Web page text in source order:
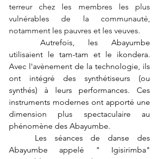
terreur chez les membres les plus
vulnérables de la communauté,
notamment les pauvres et les veuves.
Autrefois, les Abayumbe
utilisaient le tam-tam et le ikondera.
Avec l'avènement de la technologie, ils
ont intégré des synthétiseurs (ou
synthés) à leurs performances. Ces
instruments modernes ont apporté une
dimension plus spectaculaire au
phénomène des Abayumbe.
Abayumbe appelé " Igisirimba"